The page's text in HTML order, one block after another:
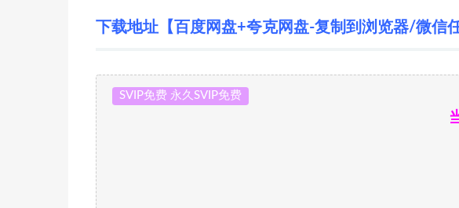
下载地址【百度网盘+夸克网盘-复制到浏览器/微信
SVIP免费 永久SVIP免费